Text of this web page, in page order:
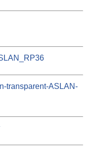
transparent-ASLAN-